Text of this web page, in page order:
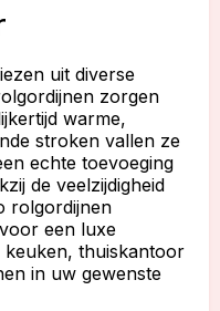
uit diverse
zorgen
warme,
stroken vallen ze
echte toevoeging
de veelzijdigheid
rolgordijnen
een luxe
thuiskantoor
in uw gewenste